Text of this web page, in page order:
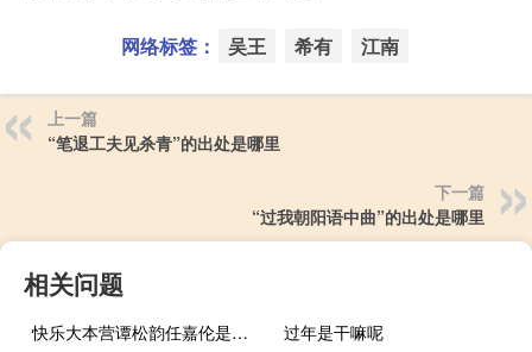
网络标签： 吴王 希有 江南
上一篇
“笔退工夫见杀青”的出处是哪里
下一篇
“过我朝阳语中曲”的出处是哪里
相关问题
快乐大本营谭松韵任嘉伦是哪一期（快乐大本营tara）
过年是干嘛呢